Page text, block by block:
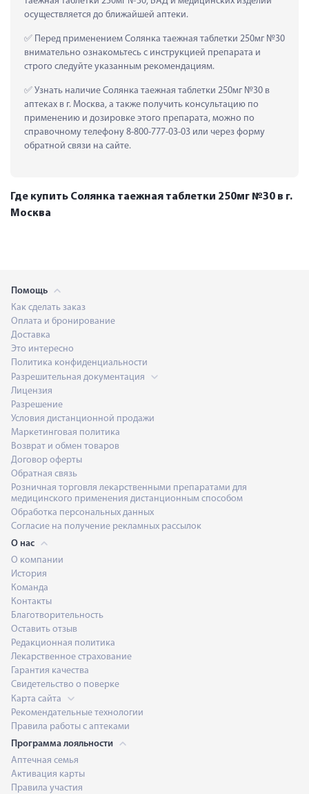
осуществляется до ближайшей аптеки.
Перед применением Солянка таежная таблетки 250мг №30
внимательно ознакомьтесь с инструкцией препарата и
строго следуйте указанным рекомендациям.
Узнать наличие Солянка таежная таблетки 250мг №30 в
аптеках в г. Москва, а также получить консультацию по
применению и дозировке этого препарата, можно по
справочному телефону 8-800-777-03-03 или через форму
обратной связи на сайте.
Где купить Солянка таежная таблетки 250мг №30 в г.
Москва
Помощь
Как сделать заказ
Оплата и бронирование
Доставка
Это интересно
Политика конфиденциальности
Разрешительная документация
Лицензия
Разрешение
Условия дистанционной продажи
Маркетинговая политика
Возврат и обмен товаров
Договор оферты
Обратная связь
Розничная торговля лекарственными препаратами для
медицинского применения дистанционным способом
Обработка персональных данных
Согласие на получение рекламных рассылок
О нас
О компании
История
Команда
Контакты
Благотворительность
Оставить отзыв
Редакционная политика
Лекарственное страхование
Гарантия качества
Свидетельство о поверке
Карта сайта
Рекомендательные технологии
Правила работы с аптеками
Программа лояльности
Аптечная семья
Активация карты
Правила участия